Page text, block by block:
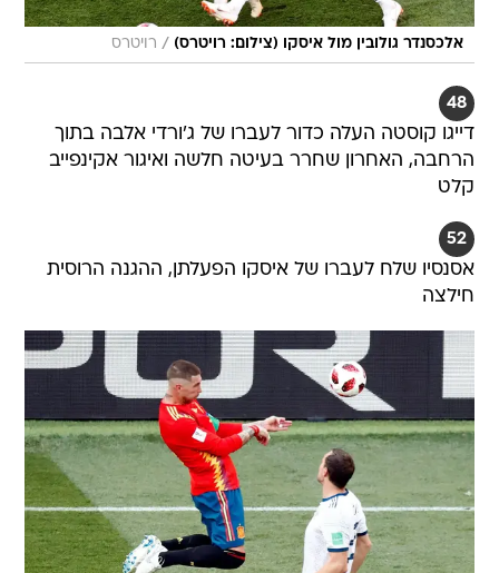
אלכסנדר גולובין מול איסקו (צילום: רויטרס) / רויטרס
48
דייגו קוסטה העלה כדור לעברו של ג'ורדי אלבה בתוך
הרחבה, האחרון שחרר בעיטה חלשה ואיגור אקינפייב
קלט
52
אסנסיו שלח לעברו של איסקו הפעלתן, ההגנה הרוסית
חילצה